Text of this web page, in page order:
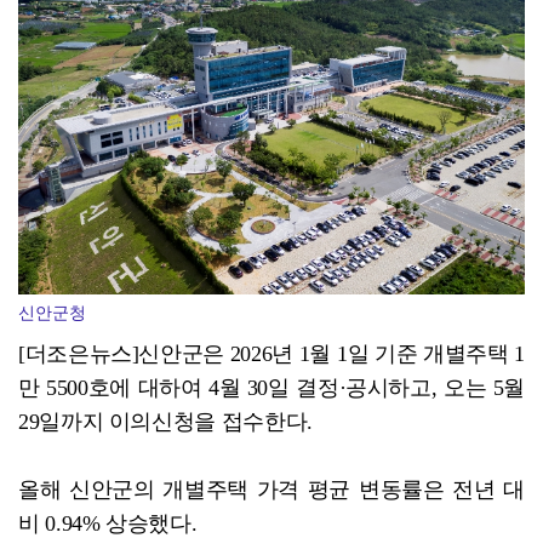
무안군청소년수련관, '반짝이는 여름' 체험…마술·요리·…
신안군청
[더조은뉴스]신안군은 2026년 1월 1일 기준 개별주택 1
만 5500호에 대하여 4월 30일 결정·공시하고, 오는 5월
29일까지 이의신청을 접수한다.
올해 신안군의 개별주택 가격 평균 변동률은 전년 대
비 0.94% 상승했다.